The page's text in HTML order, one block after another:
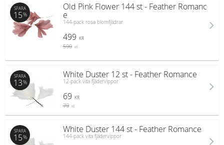
Old Pink Flower 144 st - Feather Romanc
e
144-pack rosa blomfjädrar
499 KR
590 KR
SPARA
15%
White Duster 12 st - Feather Romance
12-pack vita fjädervippor
69 KR
79 KR
SPARA
13%
White Duster 144 st - Feather Romance
144-pack vita fjädervippor
SPARA
15%